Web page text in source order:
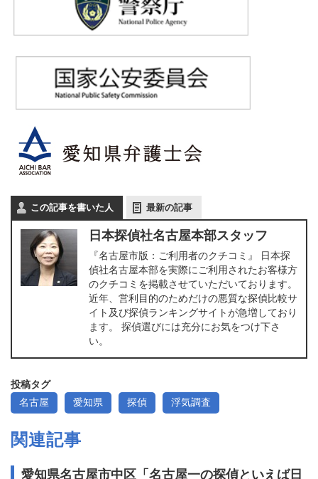
この記事を書いた人 最新の記事
日本探偵社名古屋本部スタッフ
『名古屋市版：ご利用者のクチコミ』 日本探
偵社名古屋本部を実際にご利用されたお客様方
のクチコミを掲載させていただいております。
近年、営利目的のためだけの悪質な探偵比較サ
イト及び探偵ランキングサイトが急増しており
ます。 探偵選びには充分にお気をつけ下さ
い。
投稿タグ
名古屋
愛知県 探偵 浮気調査
関連記事
愛知県名古屋市中区「名古屋一の探偵といえば日